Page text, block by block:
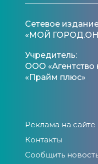
Сетевое
«МОЙ
Учредитель:
ООО
«Прайм плюс»
Реклама на сайте
Контакты
Сообщить